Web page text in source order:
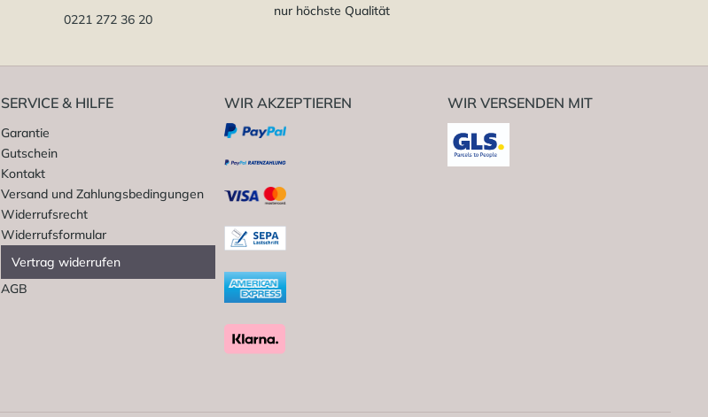
0221 272 36 20
nur höchste Qualität
SERVICE & HILFE
Garantie
Gutschein
Kontakt
Versand und Zahlungsbedingungen
Widerrufsrecht
Widerrufsformular
Vertrag widerrufen
AGB
WIR AKZEPTIEREN WIR VERSENDEN MIT